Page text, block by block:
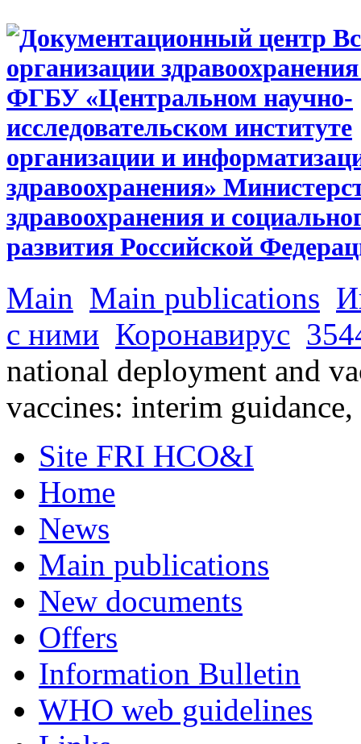
Main Main publications
с ними Коронавирус
national deployment and
vaccines: interim
Site FRI HCO&I
Home
News
Main publications
New documents
Offers
Information Bulletin
WHO web guidelines